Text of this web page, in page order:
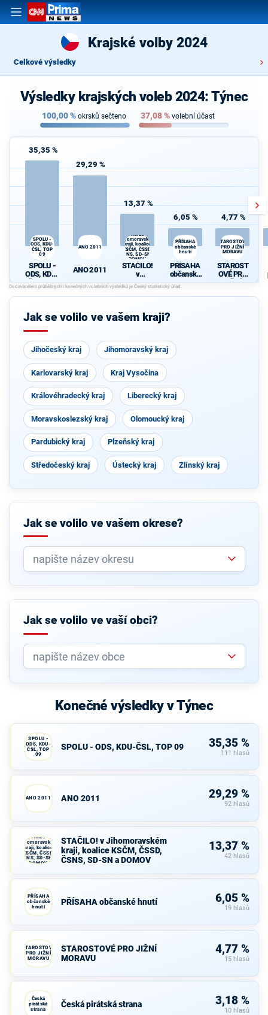
Krajské volby 2024
Celkové výsledky
Výsledky krajských voleb 2024: Týnec
100,00% okrsků sečteno 37,08% volební účast
35,35 %
SPOLU -
ODS, KDU-
ČSL, TOP
09
SPOLU -
ODS, KDU-
ČSL, TOP
09
29,29 %
ANO 2011
ANO 2011
13,37 %
STAČILO! v
Jihomoravském
kraji, koalice
KSČM, ČSSD,
ČSNS, SD-SN a
DOMOV
STAČILO!
v
Jihomorav
ském
kraji,
KSČM,
SN a
DOMOV
6,05 %
PŘÍSAHA
občanské
hnutí
PŘÍSAHA
občanské
hnutí
4,77 %
STAROSTOVÉ
PRO JIŽNÍ
MORAVU
STAROST
OVÉ PRO
JIŽNÍ
Jak se volilo ve vašem kraji?
Jihočeský kraj Jihomoravský kraj
Karlovarský kraj Kraj Vysočina
Královéhradecký kraj Liberecký kraj
Moravskoslezský kraj Olomoucký kraj
Pardubický kraj Plzeňský kraj
Středočeský kraj Ústecký kraj Zlínský kraj
Jak se volilo ve vašem okrese?
Jak se volilo ve vaší obci?
Konečné výsledky v Týnec
SPOLU -
ODS, KDU-
ČSL, TOP
09
SPOLU - ODS, KDU-ČSL, TOP 09 35,35 %
111 hlasů
ANO 2011 ANO 2011 29,29 %
92 hlasů
STAČILO! v
Jihomoravském
kraji, koalice
KSČM, ČSSD,
ČSNS, SD-SN a
DOMOV
STAČILO! v Jihomoravském
kraji, koalice KSČM, ČSSD,
ČSNS, SD-SN a DOMOV
13,37 %
42 hlasů
PŘÍSAHA
občanské
hnutí
PŘÍSAHA občanské hnutí 6,05 %
19 hlasů
STAROSTOVÉ
PRO JIŽNÍ
MORAVU
STAROSTOVÉ PRO JIŽNÍ
MORAVU
4,77 %
15 hlasů
Česká
pirátská
strana
Česká pirátská strana 3,18 %
10 hlasů